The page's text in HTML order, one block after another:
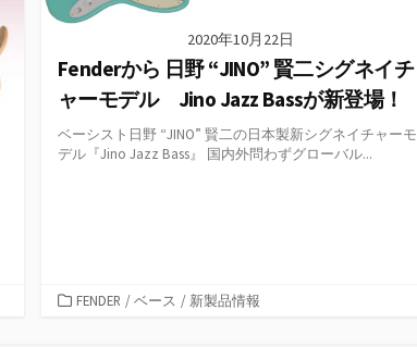
2020年10月22日
Fenderから 日野 “JINO” 賢二シグネイチ
ャーモデル Jino Jazz Bassが新登場！
ベーシスト日野 “JINO” 賢二の日本製新シグネイチャーモ
デル『Jino Jazz Bass』 国内外問わずグローバル...
カFENDER / ベース / 新製品情報